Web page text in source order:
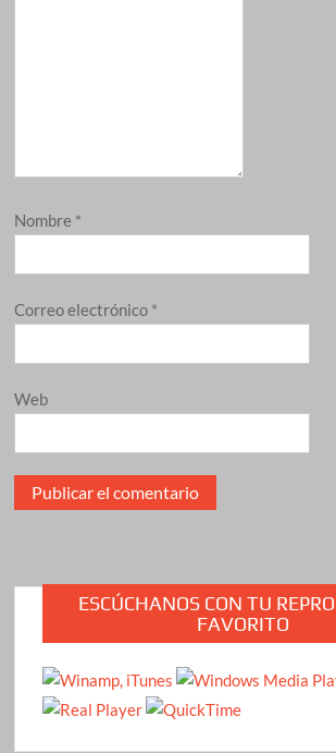
Nombre *
Correo electrónico *
Web
ESCÚCHANOS CON TU
FAVORITO